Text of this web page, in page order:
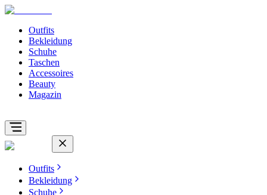
Outfits
Bekleidung
Schuhe
Taschen
Accessoires
Beauty
Magazin
Outfits
Bekleidung
Schuhe